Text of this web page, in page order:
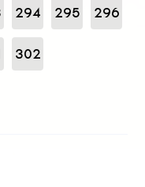
294 295 296
302